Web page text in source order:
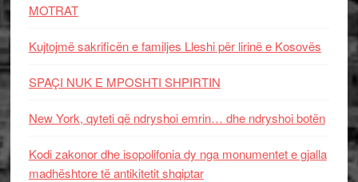
MOTRAT
Kujtojmë sakrificën e familjes Lleshi për lirinë e Kosovës
SPAÇI NUK E MPOSHTI SHPIRTIN
New York, qyteti që ndryshoi emrin… dhe ndryshoi botën
Kodi zakonor dhe isopolifonia dy nga monumentet e gjalla
madhështore të antikitetit shqiptar